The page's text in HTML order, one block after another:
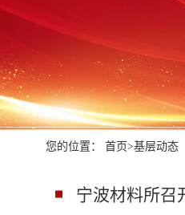
您的位置： 首页>基层动态
宁波材料所召